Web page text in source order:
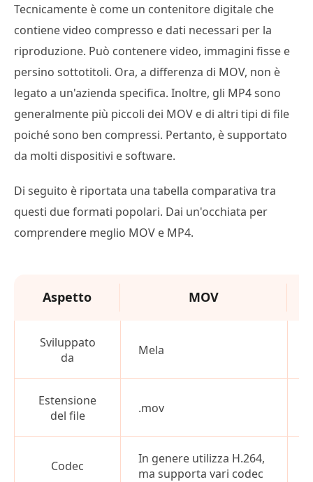
Tecnicamente è come un contenitore digitale che
contiene video compresso e dati necessari per la
riproduzione. Può contenere video, immagini fisse e
persino sottotitoli. Ora, a differenza di MOV, non è
legato a un'azienda specifica. Inoltre, gli MP4 sono
generalmente più piccoli dei MOV e di altri tipi di file
poiché sono ben compressi. Pertanto, è supportato
da molti dispositivi e software.
Di seguito è riportata una tabella comparativa tra
questi due formati popolari. Dai un'occhiata per
comprendere meglio MOV e MP4.
Aspetto MOV
Sviluppato
da
Mela
Estensione
del file
.mov
Codec
In genere utilizza H.264,
ma supporta vari codec